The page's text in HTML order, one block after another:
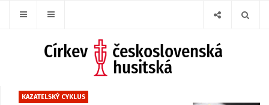
KAZATELSKÝ CYKLUS